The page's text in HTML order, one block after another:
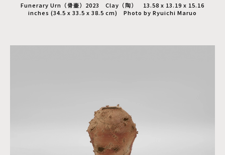
Funerary Urn（骨壷）2023 Clay（陶） 13.58 x 13.19 x 15.16
inches (34.5 x 33.5 x 38.5 cm) Photo by Ryuichi Maruo